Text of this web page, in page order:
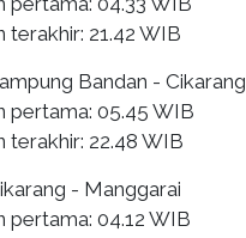
terakhir: 21.42 WIB
Bandan - Cikarang
pertama: 05.45 WIB
terakhir: 22.48 WIB
- Manggarai
pertama: 04.12 WIB